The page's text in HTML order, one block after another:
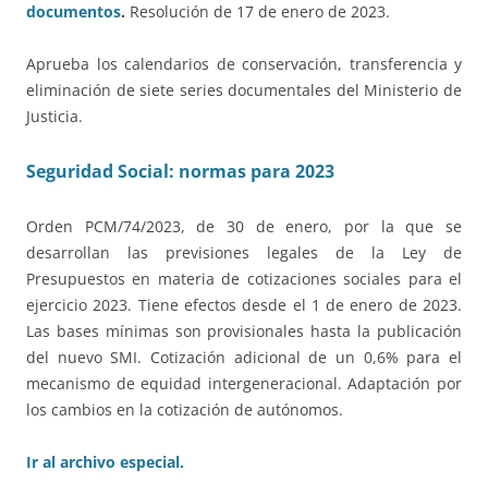
documentos. Resolución de 17 de enero de 2023.
Aprueba los calendarios de conservación, transferencia y
eliminación de siete series documentales del Ministerio de
Justicia.
Seguridad Social: normas para 2023
Orden PCM/74/2023, de 30 de enero, por la que se
desarrollan las previsiones legales de la Ley de
Presupuestos en materia de cotizaciones sociales para el
ejercicio 2023. Tiene efectos desde el 1 de enero de 2023.
Las bases mínimas son provisionales hasta la publicación
del nuevo SMI. Cotización adicional de un 0,6% para el
mecanismo de equidad intergeneracional. Adaptación por
los cambios en la cotización de autónomos.
Ir al archivo especial.